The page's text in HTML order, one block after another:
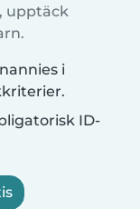
upptäck
i
ID-